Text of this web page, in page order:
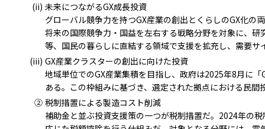
(ii) 未来につながるGX成長投資
グローバル競争力を持つGX産業の創出とくらしのGX化
将来の国際競争力・国益を左右する戦略分野を対象に、
等、国民の暮らしに直結する領域で支援を拡充し、需要サ
(iii) GX産業クラスターの創出に向けた投資
地域単位でのGX産業集積を目指し、政府は2025年8月に
ある。この枠組みに基づき、選定された拠点における民
② 税制措置による製造コスト削減
補助金と並ぶ投資支援策の一つが税制措置だ。2024年の